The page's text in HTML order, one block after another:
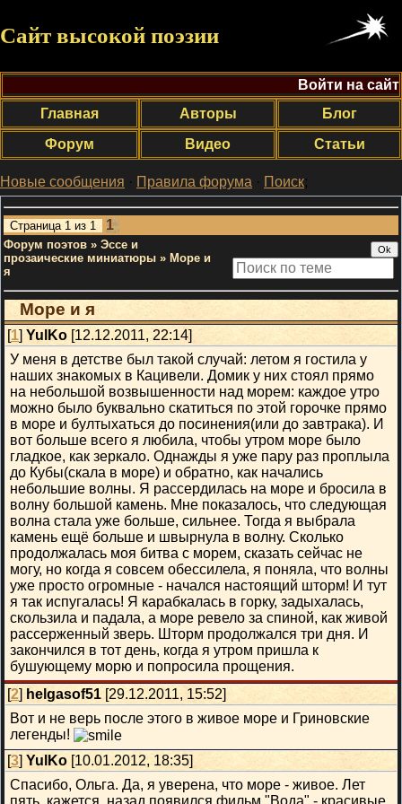
Сайт высокой поэзии
Войти на сайт
Главная
Авторы
Блог
Форум
Видео Статьи
Новые сообщения · Правила форума · Поиск;
Страница 1 из 1 1
Форум поэтов » Эссе и
прозаические миниатюры » Море и
я
Море и я
[1] YulKo [12.12.2011, 22:14]
У меня в детстве был такой случай: летом я гостила у
наших знакомых в Кацивели. Домик у них стоял прямо
на небольшой возвышенности над морем: каждое утро
можно было буквально скатиться по этой горочке прямо
в море и бултыхаться до посинения(или до завтрака). И
вот больше всего я любила, чтобы утром море было
гладкое, как зеркало. Однажды я уже пару раз проплыла
до Кубы(скала в море) и обратно, как начались
небольшие волны. Я рассердилась на море и бросила в
волну большой камень. Мне показалось, что следующая
волна стала уже больше, сильнее. Тогда я выбрала
камень ещё больше и швырнула в волну. Сколько
продолжалась моя битва с морем, сказать сейчас не
могу, но когда я совсем обессилела, я поняла, что волны
уже просто огромные - начался настоящий шторм! И тут
я так испугалась! Я карабкалась в горку, задыхалась,
скользила и падала, а море ревело за спиной, как живой
рассерженный зверь. Шторм продолжался три дня. И
закончился в тот день, когда я утром пришла к
бушующему морю и попросила прощения.
[2] helgasof51 [29.12.2011, 15:52]
Вот и не верь после этого в живое море и Гриновские
легенды!
[3] YulKo [10.01.2012, 18:35]
Спасибо, Ольга. Да, я уверена, что море - живое. Лет
пять, кажется, назад появился фильм "Вода" - красивые